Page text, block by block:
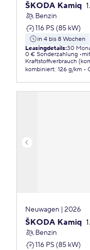
ŠKODA Kamiq
Benzin
116 PS (85 kW)
in 4 bis 8 Wochen
Leasingdetails:30
0 € Sonderzahlung
Kraftstoffverbrauch
kombiniert: 126 g/km
Neuwagen | 2026
ŠKODA Kamiq
Benzin
116 PS (85 kW)